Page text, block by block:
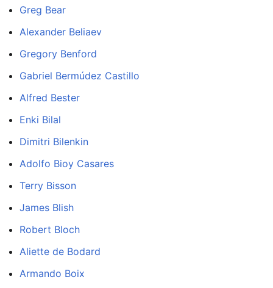
Greg Bear
Alexander Beliaev
Gregory Benford
Gabriel Bermúdez Castillo
Alfred Bester
Enki Bilal
Dimitri Bilenkin
Adolfo Bioy Casares
Terry Bisson
James Blish
Robert Bloch
Aliette de Bodard
Armando Boix